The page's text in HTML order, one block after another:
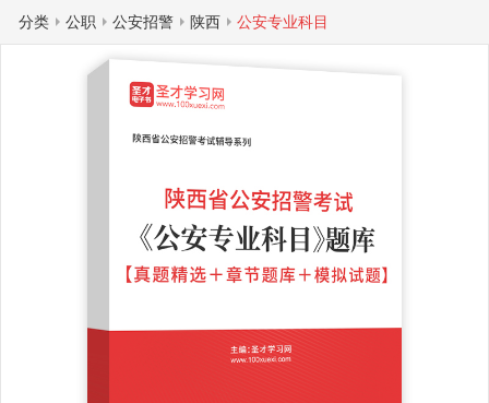
分类 公职 公安招警 陕西 公安专业科目